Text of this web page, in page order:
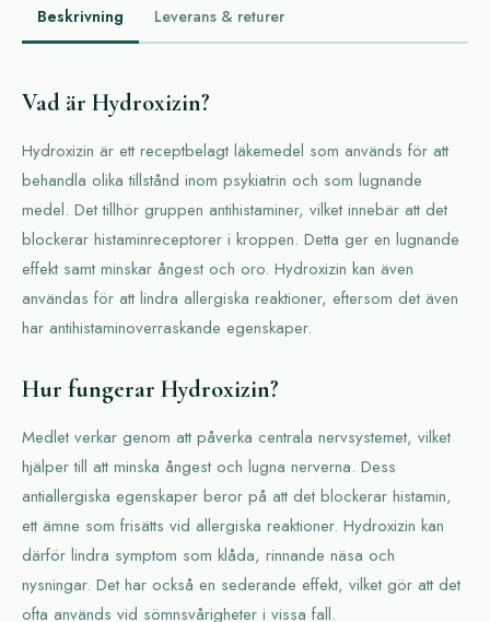
Beskrivning Leverans & returer
Vad är Hydroxizin?
Hydroxizin är ett receptbelagt läkemedel som används för att
behandla olika tillstånd inom psykiatrin och som lugnande
medel. Det tillhör gruppen antihistaminer, vilket innebär att det
blockerar histaminreceptorer i kroppen. Detta ger en lugnande
effekt samt minskar ångest och oro. Hydroxizin kan även
användas för att lindra allergiska reaktioner, eftersom det även
har antihistaminoverraskande egenskaper.
Hur fungerar Hydroxizin?
Medlet verkar genom att påverka centrala nervsystemet, vilket
hjälper till att minska ångest och lugna nerverna. Dess
antiallergiska egenskaper beror på att det blockerar histamin,
ett ämne som frisätts vid allergiska reaktioner. Hydroxizin kan
därför lindra symptom som klåda, rinnande näsa och
nysningar. Det har också en sederande effekt, vilket gör att det
ofta används vid sömnsvårigheter i vissa fall.